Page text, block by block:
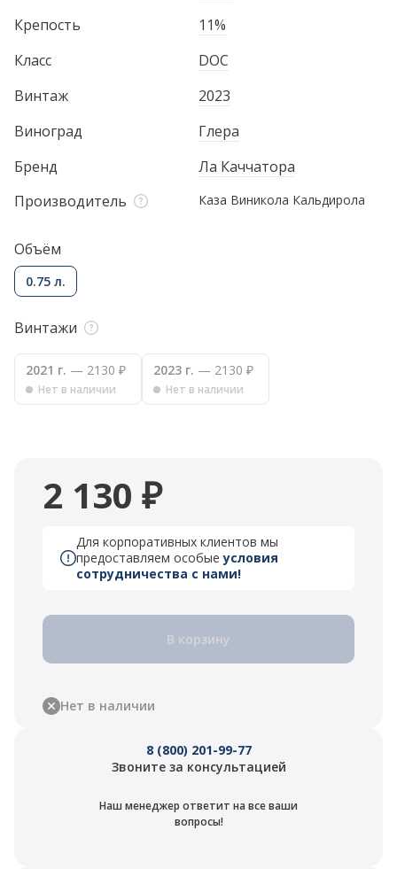
Крепость
11%
Класс
DOC
Винтаж
2023
Виноград
Глера
Бренд
Ла Каччатора
Производитель
Каза Виникола Кальдирола
Объём
0.75 л.
Винтажи
2021 г. — 2130 ₽
Нет в наличии
2023 г. — 2130 ₽
Нет в наличии
2 130 ₽
Для корпоративных клиентов мы
предоставляем особыеусловия
сотрудничества с нами!
В корзину
Нет в наличии
8 (800) 201-99-77
Звоните за консультацией
Наш менеджер ответит на все ваши
вопросы!